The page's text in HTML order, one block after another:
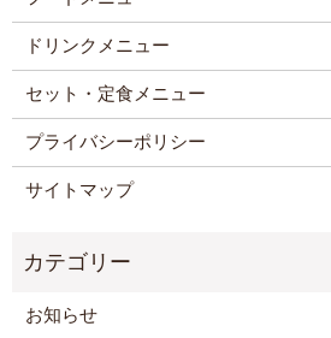
ドリンクメニュー
セット・定食メニュー
プライバシーポリシー
サイトマップ
お知らせ